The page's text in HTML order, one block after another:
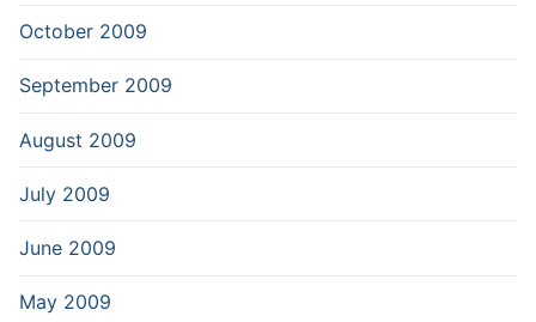
October 2009
September 2009
August 2009
July 2009
June 2009
May 2009